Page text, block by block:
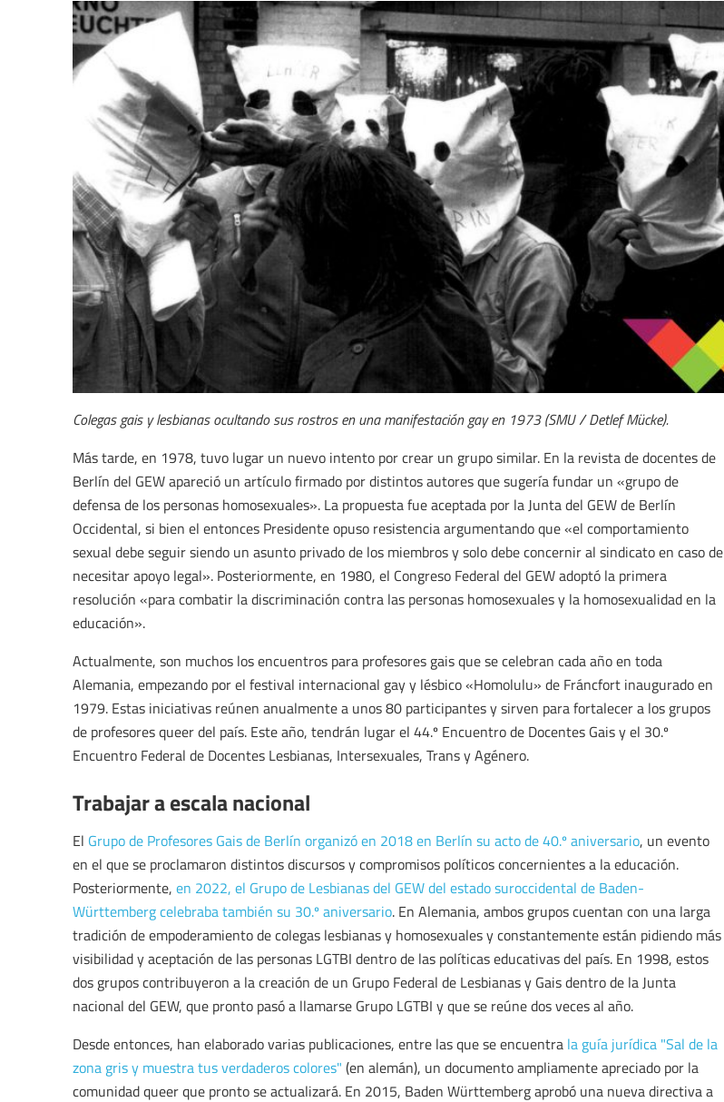
Colegas gais y lesbianas ocultando sus rostros en una manifestación gay en 1973 (SMU / Detlef Mücke).
Más tarde, en 1978, tuvo lugar un nuevo intento por crear un grupo similar. En la revista de docentes de
Berlín del GEW apareció un artículo firmado por distintos autores que sugería fundar un «grupo de
defensa de los personas homosexuales». La propuesta fue aceptada por la Junta del GEW de Berlín
Occidental, si bien el entonces Presidente opuso resistencia argumentando que «el comportamiento
sexual debe seguir siendo un asunto privado de los miembros y solo debe concernir al sindicato en caso de
necesitar apoyo legal». Posteriormente, en 1980, el Congreso Federal del GEW adoptó la primera
resolución «para combatir la discriminación contra las personas homosexuales y la homosexualidad en la
educación».
Actualmente, son muchos los encuentros para profesores gais que se celebran cada año en toda
Alemania, empezando por el festival internacional gay y lésbico «Homolulu» de Fráncfort inaugurado en
1979. Estas iniciativas reúnen anualmente a unos 80 participantes y sirven para fortalecer a los grupos
de profesores queer del país. Este año, tendrán lugar el 44.º Encuentro de Docentes Gais y el 30.º
Encuentro Federal de Docentes Lesbianas, Intersexuales, Trans y Agénero.
Trabajar a escala nacional
El Grupo de Profesores Gais de Berlín organizó en 2018 en Berlín su acto de 40.º aniversario, un evento
en el que se proclamaron distintos discursos y compromisos políticos concernientes a la educación.
Posteriormente, en 2022, el Grupo de Lesbianas del GEW del estado suroccidental de Baden-
Württemberg celebraba también su 30.º aniversario. En Alemania, ambos grupos cuentan con una larga
tradición de empoderamiento de colegas lesbianas y homosexuales y constantemente están pidiendo más
visibilidad y aceptación de las personas LGTBI dentro de las políticas educativas del país. En 1998, estos
dos grupos contribuyeron a la creación de un Grupo Federal de Lesbianas y Gais dentro de la Junta
nacional del GEW, que pronto pasó a llamarse Grupo LGTBI y que se reúne dos veces al año.
Desde entonces, han elaborado varias publicaciones, entre las que se encuentra la guía jurídica "Sal de la
zona gris y muestra tus verdaderos colores" (en alemán), un documento ampliamente apreciado por la
comunidad queer que pronto se actualizará. En 2015, Baden Württemberg aprobó una nueva directiva a